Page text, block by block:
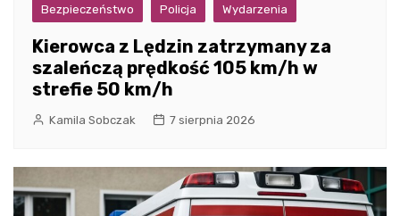
Bezpieczeństwo Policja Wydarzenia
Kierowca z Lędzin zatrzymany za
szaleńczą prędkość 105 km/h w
strefie 50 km/h
Kamila Sobczak 7 sierpnia 2026